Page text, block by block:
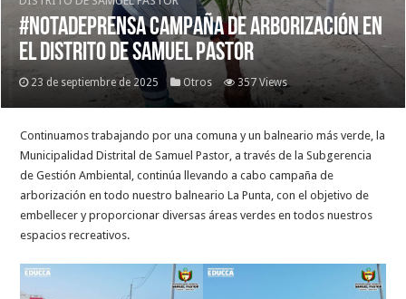
#NotaDePrensa CAMPAÑA DE ARBORIZACIÓN EN
EL DISTRITO DE SAMUEL PASTOR
23 de septiembre de 2025 Otros 357 Views
Continuamos trabajando por una comuna y un balneario más verde, la
Municipalidad Distrital de Samuel Pastor, a través de la Subgerencia
de Gestión Ambiental, continúa llevando a cabo campaña de
arborización en todo nuestro balneario La Punta, con el objetivo de
embellecer y proporcionar diversas áreas verdes en todos nuestros
espacios recreativos.